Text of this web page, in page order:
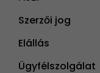
Szerzői jog
Elállás
Ügyfélszolgálat